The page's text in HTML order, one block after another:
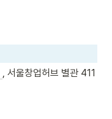
, 서울창업허브 별관 411